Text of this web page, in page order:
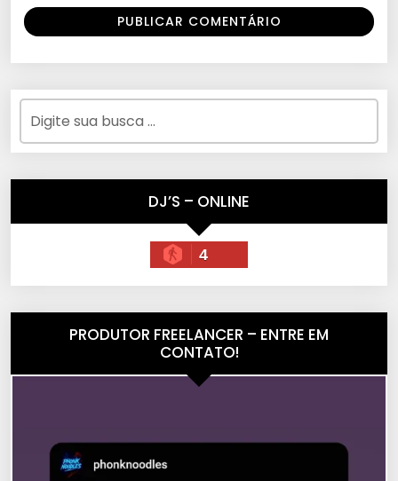
DJ’S – ONLINE
4
PRODUTOR FREELANCER – ENTRE EM
CONTATO!